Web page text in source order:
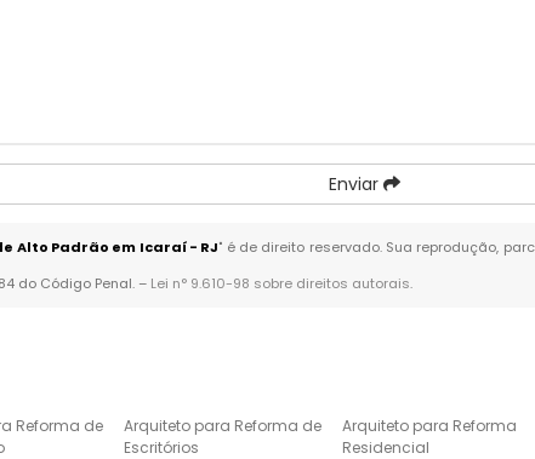
Enviar
Alto Padrão em Icaraí - RJ" é de direito reservado. Sua reprodução,
do Código Penal. – Lei n° 9.610-98 sobre direitos autorais.
Reforma de
Arquiteto para Reforma de
Escritórios
Arquiteto para Reforma
Residencial